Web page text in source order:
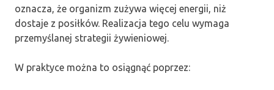
oznacza, że organizm zużywa więcej energii, niż
dostaje z posiłków. Realizacja tego celu wymaga
przemyślanej strategii żywieniowej.
W praktyce można to osiągnąć poprzez: